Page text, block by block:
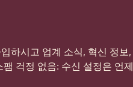
하시고 업계 소식, 혁신 정보,
걱정 없음: 수신 설정은 언제